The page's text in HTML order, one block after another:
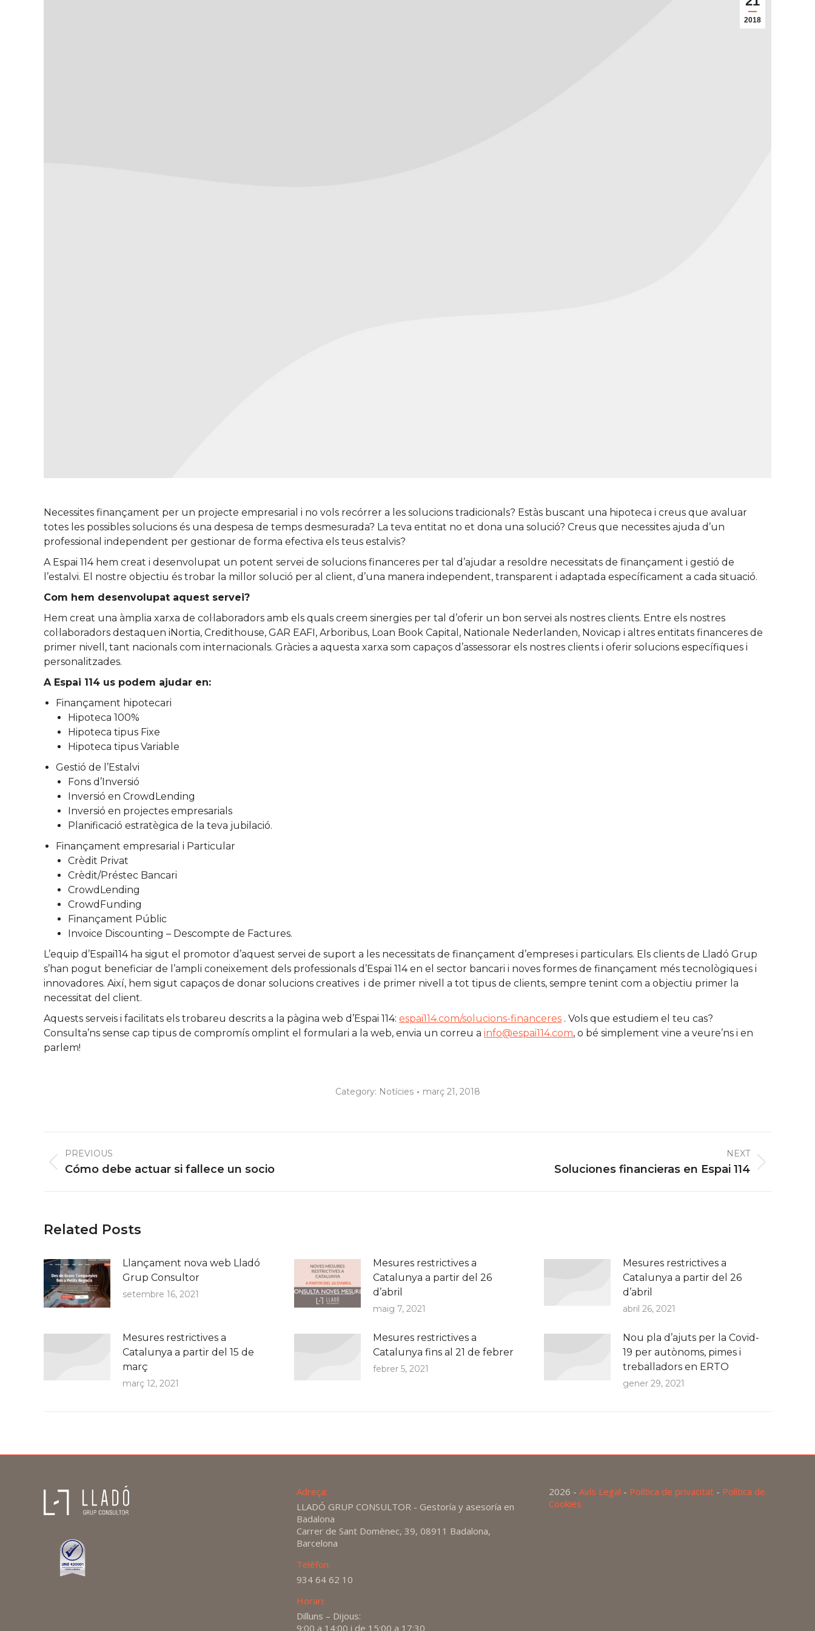
2018
Necessites finançament per un projecte empresarial i no vols recórrer a les solucions tradicionals? Estàs buscant una hipoteca i creus que avaluar
totes les possibles solucions és una despesa de temps desmesurada? La teva entitat no et dona una solució? Creus que necessites ajuda d’un
professional independent per gestionar de forma efectiva els teus estalvis?
A Espai 114 hem creat i desenvolupat un potent servei de solucions financeres per tal d’ajudar a resoldre necessitats de finançament i gestió de
l’estalvi. El nostre objectiu és trobar la millor solució per al client, d’una manera independent, transparent i adaptada específicament a cada situació.
Com hem desenvolupat aquest servei?
Hem creat una àmplia xarxa de col·laboradors amb els quals creem sinergies per tal d’oferir un bon servei als nostres clients. Entre els nostres
col·laboradors destaquen iNortia, Credithouse, GAR EAFI, Arboribus, Loan Book Capital, Nationale Nederlanden, Novicap i altres entitats financeres de
primer nivell, tant nacionals com internacionals. Gràcies a aquesta xarxa som capaços d’assessorar els nostres clients i oferir solucions específiques i
personalitzades.
A Espai 114 us podem ajudar en:
Finançament hipotecari
Hipoteca 100%
Hipoteca tipus Fixe
Hipoteca tipus Variable
Gestió de l’Estalvi
Fons d’Inversió
Inversió en CrowdLending
Inversió en projectes empresarials
Planificació estratègica de la teva jubilació.
Finançament empresarial i Particular
Crèdit Privat
Crèdit/Préstec Bancari
CrowdLending
CrowdFunding
Finançament Públic
Invoice Discounting – Descompte de Factures.
L’equip d’Espai114 ha sigut el promotor d’aquest servei de suport a les necessitats de finançament d’empreses i particulars. Els clients de Lladó Grup
s’han pogut beneficiar de l’ampli coneixement dels professionals d’Espai 114 en el sector bancari i noves formes de finançament més tecnològiques i
innovadores. Així, hem sigut capaços de donar solucions creatives i de primer nivell a tot tipus de clients, sempre tenint com a objectiu primer la
necessitat del client.
Aquests serveis i facilitats els trobareu descrits a la pàgina web d’Espai 114: espai114.com/solucions-financeres . Vols que estudiem el teu cas?
Consulta’ns sense cap tipus de compromís omplint el formulari a la web, envia un correu a info@espai114.com, o bé simplement vine a veure’ns i en
parlem!
Category: Notícies març 21, 2018
navigation
PREVIOUS
Previous
Cómo debe actuar si fallece un socio
NEXT
Soluciones financieras en Espai 114
Related Posts
Llançament nova web Lladó
Grup Consultor
setembre 16, 2021
Mesures restrictives a
Catalunya a partir del 26
d’abril
maig 7, 2021
Mesures restrictives a
Catalunya a partir del 26
d’abril
abril 26, 2021
Mesures restrictives a
Catalunya a partir del 15 de
març
març 12, 2021
Mesures restrictives a
Catalunya fins al 21 de febrer
febrer 5, 2021
Nou pla d’ajuts per la Covid-
19 per autònoms, pimes i
treballadors en ERTO
gener 29, 2021
Adreça:
LLADÓ GRUP CONSULTOR - Gestoría y asesoría en
Badalona
Carrer de Sant Domènec, 39, 08911 Badalona,
Barcelona
Telèfon:
934 64 62 10
Horari:
Dilluns – Dijous:
9:00 a 14:00 i de 15:00 a 17:30
2026 -Avís Legal - Política de privacitat - Política de
Cookies